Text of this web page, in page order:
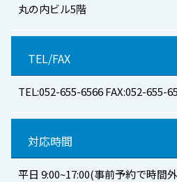
丸の内ビル5階
TEL/FAX
TEL:052-655-6566 FAX:052-655-
対応時間
平日 9:00~17:00(事前予約で時間